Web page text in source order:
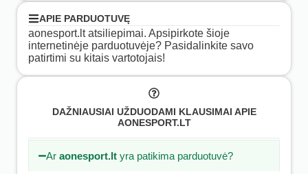
APIE PARDUOTUVĘ
aonesport.lt atsiliepimai. Apsipirkote šioje
internetinėje parduotuvėje? Pasidalinkite savo
patirtimi su kitais vartotojais!
DAŽNIAUSIAI UŽDUODAMI KLAUSIMAI APIE
AONESPORT.LT
Araonesport.lt yra patikima parduotuvė?